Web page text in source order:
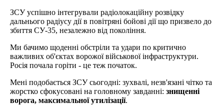
ЗСУ успішно інтегрували радіолокаційну розвідку
дальнього радіусу дії в повітряні бойові дії що призвело до
збиття СУ-35, незалежно від покоління.
Ми бачимо щоденні обстріли та удари по критично
важливих об'єктах ворожої військової інфраструктури.
Росія почала горіти - це теж початок.
Мені подобається ЗСУ сьогодні: зухвалі, незв'язані чітко та
жорстко сфокусовані на головному завданні: знищенні
ворога, максимальної утилізації.